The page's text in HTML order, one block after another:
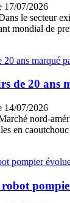
17/07/2026
le secteur
mondial de
de 20 ans
14/07/2026
nord-
en